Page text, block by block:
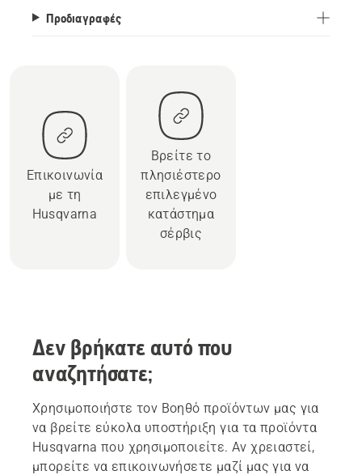
Προδιαγραφές
Επικοινωνία
με τη
Husqvarna
Βρείτε το
πλησιέστερο
επιλεγμένο
κατάστημα
σέρβις
Δεν βρήκατε αυτό που
αναζητήσατε;
Χρησιμοποιήστε τον Βοηθό προϊόντων μας για
να βρείτε εύκολα υποστήριξη για τα προϊόντα
Husqvarna που χρησιμοποιείτε. Αν χρειαστεί,
μπορείτε να επικοινωνήσετε μαζί μας για να